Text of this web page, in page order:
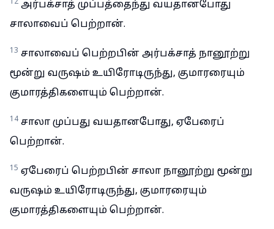
12 அர்பக்சாத் முப்பத்தைந்து வயதானபோது
சாலாவைப் பெற்றான்.
13 சாலாவைப் பெற்றபின் அர்பக்சாத் நானூற்று
மூன்று வருஷம் உயிரோடிருந்து, குமாரரையும்
குமாரத்திகளையும் பெற்றான்.
14 சாலா முப்பது வயதானபோது, ஏபேரைப்
பெற்றான்.
15 ஏபேரைப் பெற்றபின் சாலா நானூற்று மூன்று
வருஷம் உயிரோடிருந்து, குமாரரையும்
குமாரத்திகளையும் பெற்றான்.